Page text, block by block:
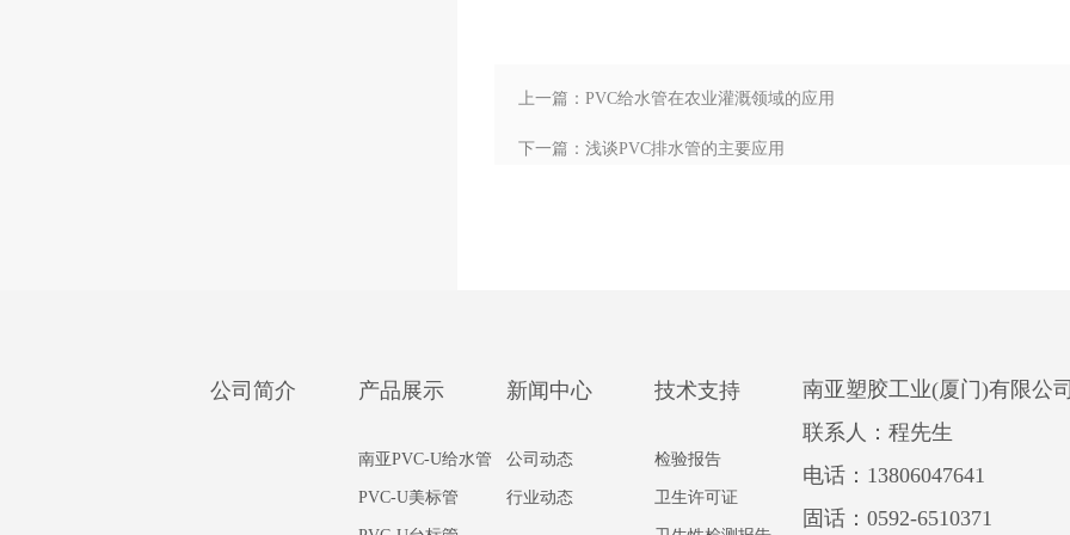
上一篇：PVC给水管在农业灌溉领域的应用
下一篇：浅谈PVC排水管的主要应用
公司简介 产品展示
南亚PVC-U给水管
PVC-U美标管
新闻中心
公司动态
行业动态
技术支持
检验报告
卫生许可证
南亚塑胶工业(厦门)有限公
联系人：程先生
电话：13806047641
固话：0592-6510371